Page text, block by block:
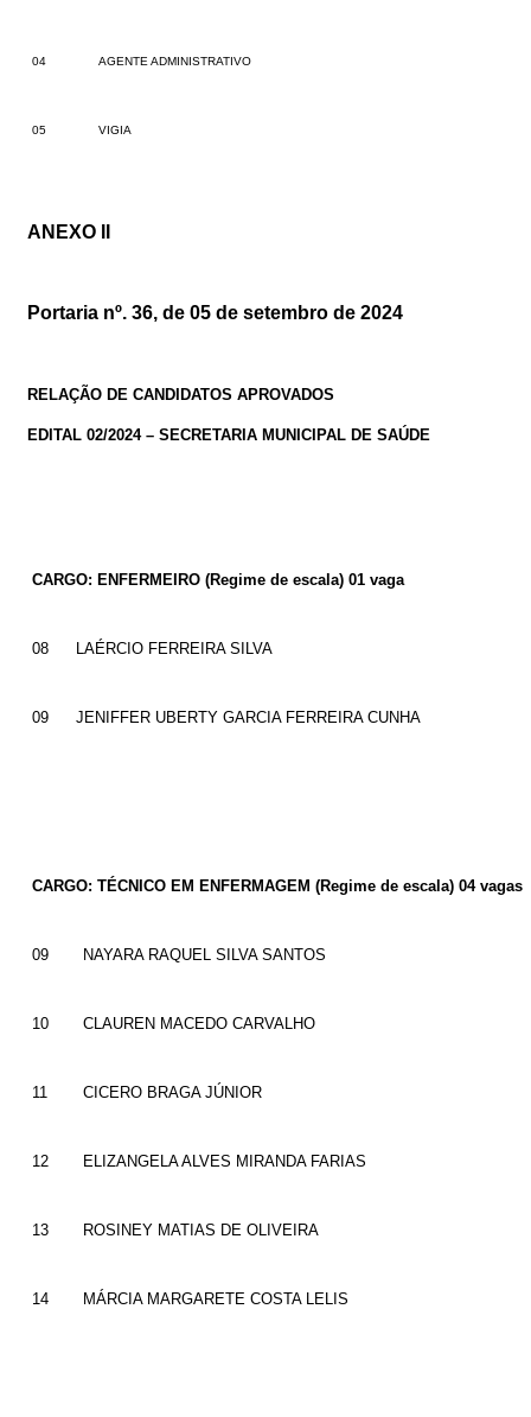
04 AGENTE ADMINISTRATIVO
05 VIGIA
ANEXO II
Portaria nº. 36, de 05 de setembro de 2024
RELAÇÃO DE CANDIDATOS APROVADOS
EDITAL 02/2024 – SECRETARIA MUNICIPAL DE SAÚDE
CARGO: ENFERMEIRO (Regime de escala) 01 vaga
08 LAÉRCIO FERREIRA SILVA
09 JENIFFER UBERTY GARCIA FERREIRA CUNHA
CARGO: TÉCNICO EM ENFERMAGEM (Regime de escala) 04 vagas
09 NAYARA RAQUEL SILVA SANTOS
10 CLAUREN MACEDO CARVALHO
11 CICERO BRAGA JÚNIOR
12 ELIZANGELA ALVES MIRANDA FARIAS
13 ROSINEY MATIAS DE OLIVEIRA
14 MÁRCIA MARGARETE COSTA LELIS